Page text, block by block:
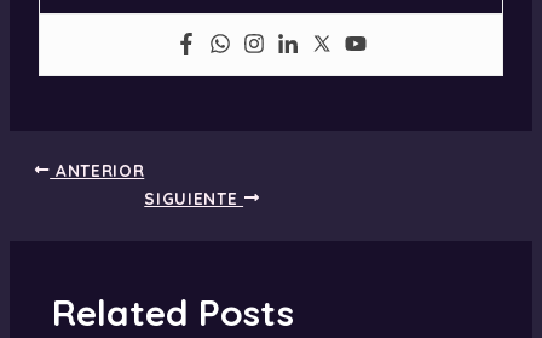
ANTERIOR
SIGUIENTE
Related Posts